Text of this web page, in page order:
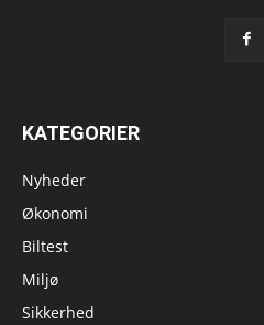
KATEGORIER
Nyheder
Økonomi
Biltest
Miljø
Sikkerhed